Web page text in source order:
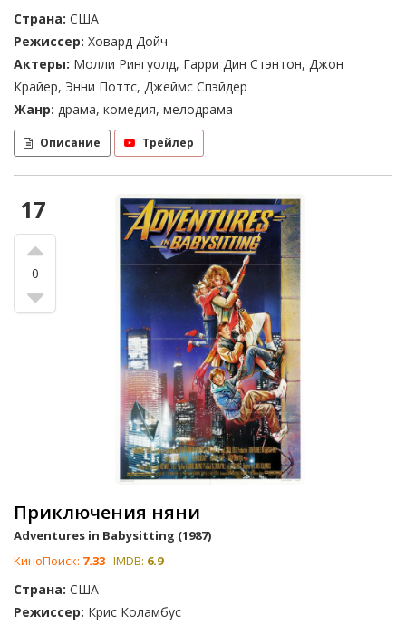
Страна: США
Режиссер: Ховард Дойч
Актеры: Молли Рингуолд, Гарри Дин Стэнтон, Джон
Крайер, Энни Поттс, Джеймс Спэйдер
Жанр: драма, комедия, мелодрама
Описание Трейлер
17
0
Приключения няни
Adventures in Babysitting (1987)
КиноПоиск: 7.33 IMDB: 6.9
Страна: США
Режиссер: Крис Коламбус